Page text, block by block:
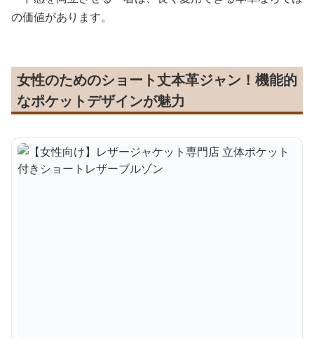
の価値があります。
女性のためのショート丈本革ジャン！機能的
なポケットデザインが魅力